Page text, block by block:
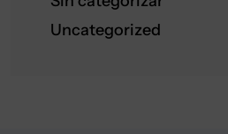
Uncategorized